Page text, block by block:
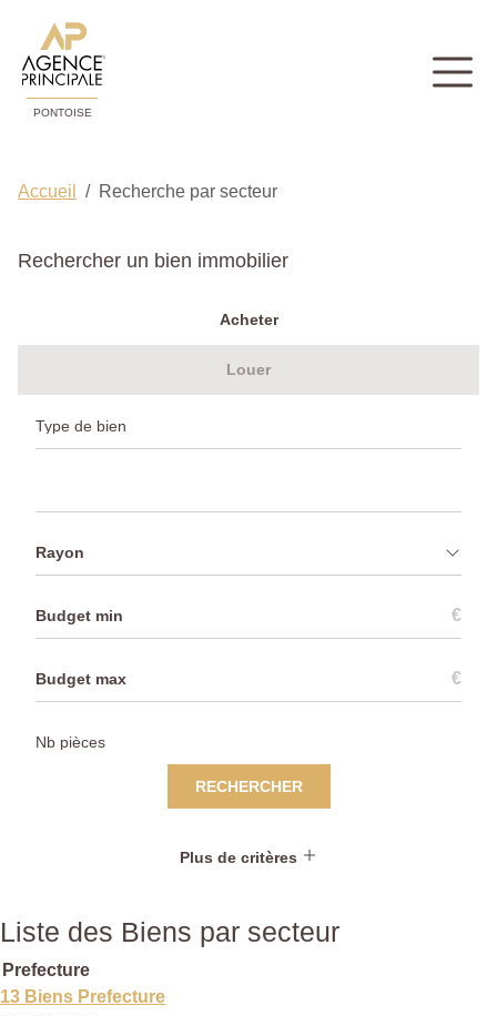
PONTOISE
Accueil Recherche par secteur
Rechercher un bien immobilier
Acheter
Louer
Rayon
€
€
RECHERCHER
Plus de critères
Liste des Biens par secteur
Prefecture
13 Biens Prefecture